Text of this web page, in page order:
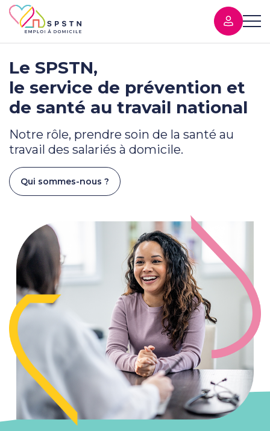
Le SPSTN,
le service de prévention et
de santé au travail national
Notre rôle, prendre soin de la santé au
travail des salariés à domicile.
Qui sommes-nous ?